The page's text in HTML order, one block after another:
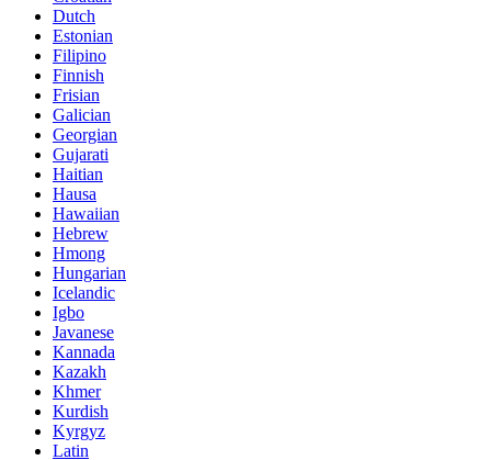
Dutch
Estonian
Filipino
Finnish
Frisian
Galician
Georgian
Gujarati
Haitian
Hausa
Hawaiian
Hebrew
Hmong
Hungarian
Icelandic
Igbo
Javanese
Kannada
Kazakh
Khmer
Kurdish
Kyrgyz
Latin